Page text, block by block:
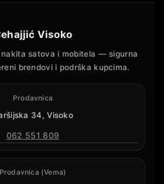
Visoko
nakita satova i mobitela — sigurna
brendovi i podrška kupcima.
Prodavnica
34, Visoko
062 551 809
Prodavnica (Vema)